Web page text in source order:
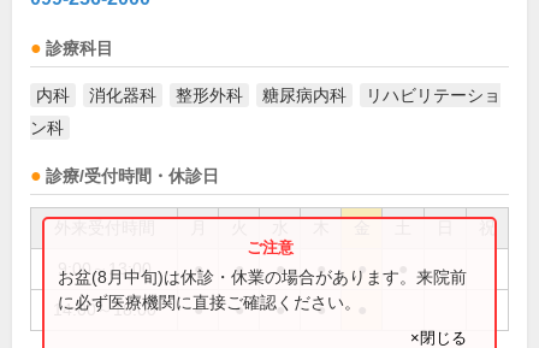
診療科目
内科 消化器科 整形外科 糖尿病内科
リハビリテーショ
ン科
診療/受付時間・休診日
祝
9:00～13:00 ● ● ● ● ●
14:00～18:00 ● ● ● ●
お盆(8月中旬)は休診・休業の場合があります。来院前
に必ず医療機関に直接ご確認ください。
×閉じる